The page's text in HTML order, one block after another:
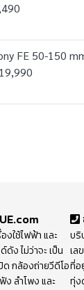
FE 50-150
งใช้ไฟฟ้า และ
ง ไม่ว่าจะ เป็น
ด กล้องถ่ายวีดีโอ
ลำโพง และ
บริ
เล
ที่อ
ทุ่ง